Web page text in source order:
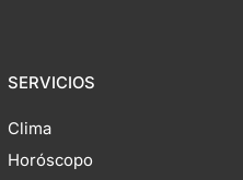
SERVICIOS
Clima
Horóscopo